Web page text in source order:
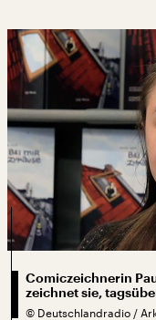
Comiczeichnerin
zeichnet sie,
© Deutschlandradio /